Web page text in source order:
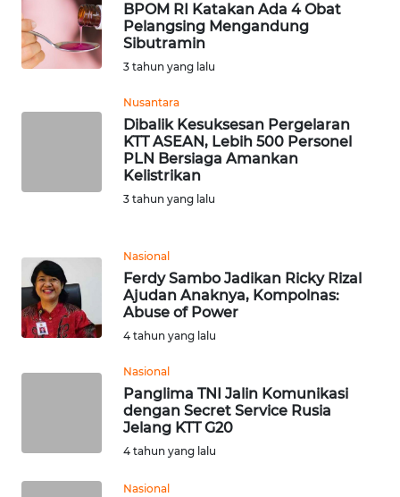
BPOM RI Katakan Ada 4 Obat
Pelangsing Mengandung
Sibutramin
3 tahun yang lalu
Nusantara
Dibalik Kesuksesan Pergelaran
KTT ASEAN, Lebih 500 Personel
PLN Bersiaga Amankan
Kelistrikan
3 tahun yang lalu
Nasional
Ferdy Sambo Jadikan Ricky Rizal
Ajudan Anaknya, Kompolnas:
Abuse of Power
4 tahun yang lalu
Nasional
Panglima TNI Jalin Komunikasi
dengan Secret Service Rusia
Jelang KTT G20
4 tahun yang lalu
Nasional
WN
JAKARTA
BANTEN
NTT
WN
KEPRI
PAPUA